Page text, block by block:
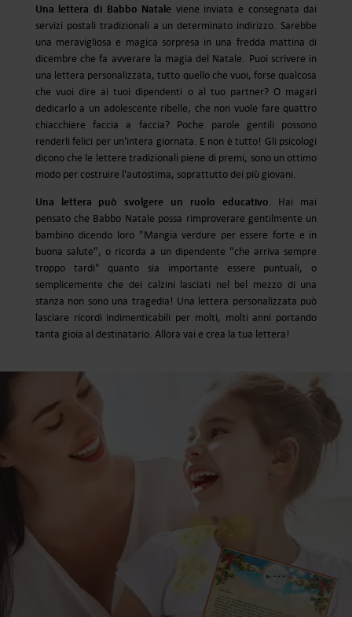
Una lettera di Babbo Natale viene inviata e consegnata dai
servizi postali tradizionali a un determinato indirizzo. Sarebbe
una meravigliosa e magica sorpresa in una fredda mattina di
dicembre che fa avverare la magia del Natale. Puoi scrivere in
una lettera personalizzata, tutto quello che vuoi, forse qualcosa
che vuoi dire ai tuoi dipendenti o al tuo partner? O magari
dedicarlo a un adolescente ribelle, che non vuole fare quattro
chiacchiere faccia a faccia? Poche parole gentili possono
renderli felici per un'intera giornata. E non è tutto! Gli psicologi
dicono che le lettere tradizionali piene di premi, sono un ottimo
modo per costruire l'autostima, soprattutto dei più giovani.
Una lettera può svolgere un ruolo educativo. Hai mai
pensato che Babbo Natale possa rimproverare gentilmente un
bambino dicendo loro "Mangia verdure per essere forte e in
buona salute", o ricorda a un dipendente "che arriva sempre
troppo tardi" quanto sia importante essere puntuali, o
semplicemente che dei calzini lasciati nel bel mezzo di una
stanza non sono una tragedia! Una lettera personalizzata può
lasciare ricordi indimenticabili per molti, molti anni portando
tanta gioia al destinatario. Allora vai e crea la tua lettera!